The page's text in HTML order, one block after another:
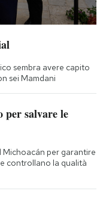
sembra avere capito
sei Mamdani
per salvare le
per garantire
controllano la qualità